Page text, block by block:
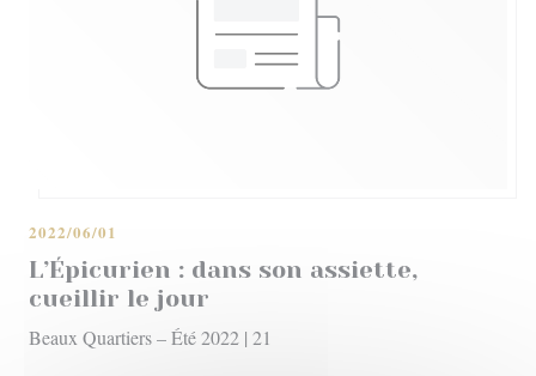
L’Épicurien : dans son assiette,
cueillir le jour
2022/06/01
Beaux Quartiers – Été 2022 | 21